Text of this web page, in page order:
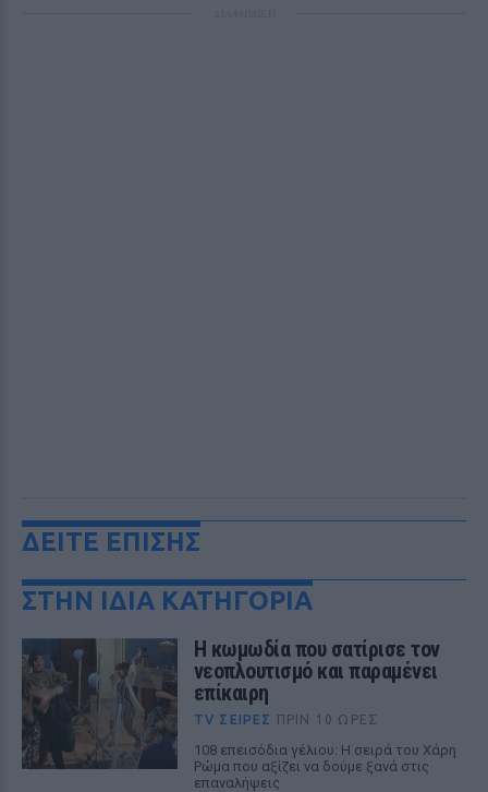
ΔΕΙΤΕ ΕΠΙΣΗΣ
ΣΤΗΝ ΙΔΙΑ ΚΑΤΗΓΟΡΙΑ
Η κωμωδία που σατίρισε τον
νεοπλουτισμό και παραμένει
επίκαιρη
TV ΣΕΙΡΈΣ ΠΡΙΝ 10 ΏΡΕΣ
108 επεισόδια γέλιου: Η σειρά του Χάρη
Ρώμα που αξίζει να δούμε ξανά στις
επαναλήψεις